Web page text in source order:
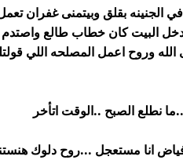
الجنينه بقلق وبيتمنى غفران
البيت كان خطاب طالع
وروح اعمل المصلحه اللي
نطلع الصبح ..الوقت اتأخر
انا مستعجل ...روح دلوك